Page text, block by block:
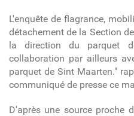
L'enquête de flagrance,
détachement de la Section
la direction du parquet
collaboration par ailleurs
parquet de Sint Maarten."
communiqué de presse ce
D'après une source proche